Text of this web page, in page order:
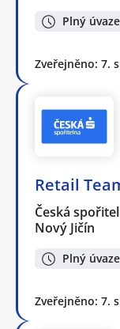
Plný
Zveřejněno: 7.
Retail
Česká
Nový Jičín
Plný
Zveřejněno: 7.